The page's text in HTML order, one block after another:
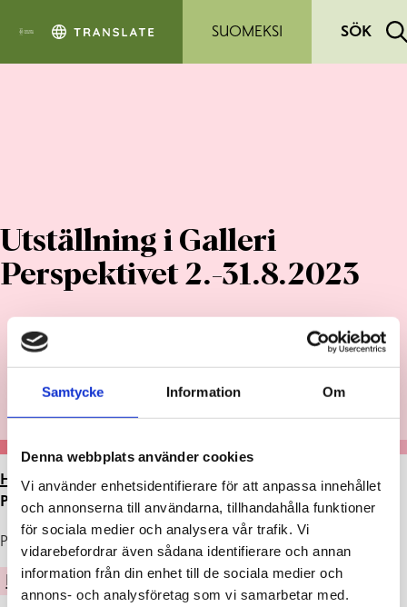
Samtycke Information Om
Denna webbplats använder cookies
Vi använder enhetsidentifierare för att anpassa innehållet
och annonserna till användarna, tillhandahålla funktioner
för sociala medier och analysera vår trafik. Vi
vidarebefordrar även sådana identifierare och annan
information från din enhet till de sociala medier och
annons- och analysföretag som vi samarbetar med.
SUOMEKSI
SÖK
Utställning i Galleri
Perspektivet 2.-31.8.2023
HEM >ARTIKLAR>UTSTÄLLNING I GALLERI
PERSPEKTIVET 2.-31.8.2023
Publicerad : 01.08.2023
KULTUR